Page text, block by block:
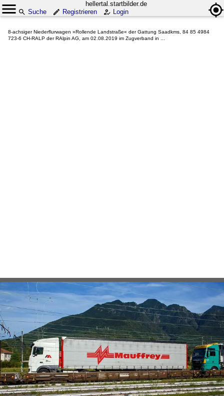
hellertal.startbilder.de
Suche
Registrieren Login
8-achsiger Niederflurwagen »Rollende Landstraße« der Gattung Saadkms, 84 85 4984
723-6 CH-RALP der RAlpin AG, am 02.08.2019 im Zugverband in ...